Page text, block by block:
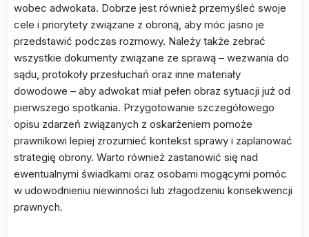
wobec adwokata. Dobrze jest również przemyśleć swoje
cele i priorytety związane z obroną, aby móc jasno je
przedstawić podczas rozmowy. Należy także zebrać
wszystkie dokumenty związane ze sprawą – wezwania do
sądu, protokoły przesłuchań oraz inne materiały
dowodowe – aby adwokat miał pełen obraz sytuacji już od
pierwszego spotkania. Przygotowanie szczegółowego
opisu zdarzeń związanych z oskarżeniem pomoże
prawnikowi lepiej zrozumieć kontekst sprawy i zaplanować
strategię obrony. Warto również zastanowić się nad
ewentualnymi świadkami oraz osobami mogącymi pomóc
w udowodnieniu niewinności lub złagodzeniu konsekwencji
prawnych.